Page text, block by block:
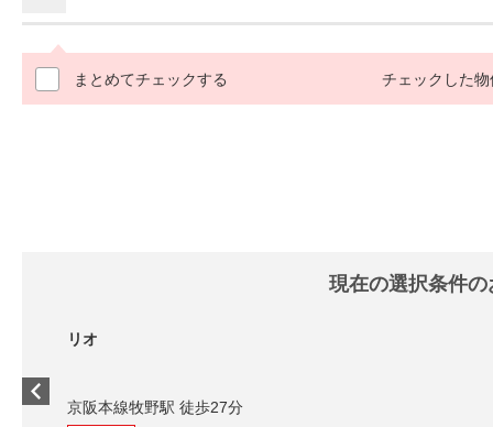
まとめてチェックする チェックした物
現在の選択条件
リオ
京阪本線牧野駅 徒歩27分